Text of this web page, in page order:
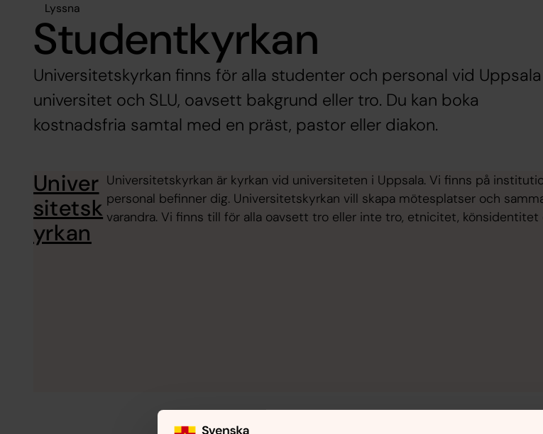
Lyssna
Studentkyrkan
Universitetskyrkan finns för alla studenter och personal vid Uppsala
universitet och SLU, oavsett bakgrund eller tro. Du kan boka
kostnadsfria samtal med en präst, pastor eller diakon.
Univer
sitetsk
yrkan
Universitetskyrkan är kyrkan vid universiteten i Uppsala. Vi finns på
personal befinner dig. Universitetskyrkan vill skapa mötesplatser och
varandra. Vi finns till för alla oavsett tro eller inte tro, etnicitet, könsidentitet